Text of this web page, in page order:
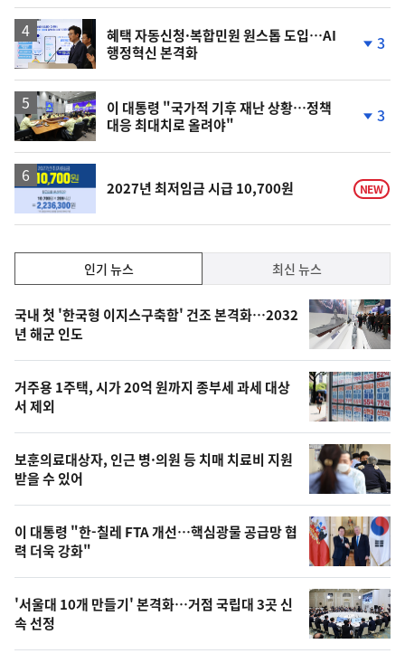
일
혜택 자동신청·복합민원 원스톱 도입…AI
행정혁신 본격화
계
3
이 대통령 "국가적 기후 재난 상황…정책
대응 최대치로 올려야"
계
락
3
2027년 최저임금 시급 10,700원 NEW
기,
최
신,
오
늘
의
영
상
오
늘
의
사
진
인기 뉴스 최신 뉴스
기
뉴
스
국내 첫 '한국형 이지스구축함' 건조 본격화…2032
년 해군 인도
거주용 1주택, 시가 20억 원까지 종부세 과세 대상
서 제외
보훈의료대상자, 인근 병·의원 등 치매 치료비 지원
받을 수 있어
이 대통령 "한-칠레 FTA 개선…핵심광물 공급망 협
력 더욱 강화"
'서울대 10개 만들기' 본격화…거점 국립대 3곳 신
속 선정